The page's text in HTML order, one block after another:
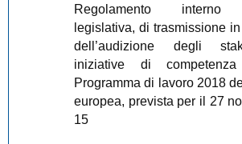
Regolamento interno
legislativa, di trasmissione
dell’audizione degli
iniziative di
Programma di lavoro 2018
europea, prevista per il 27
15